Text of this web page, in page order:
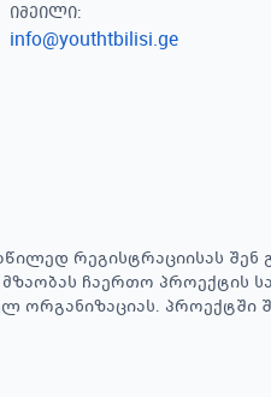
იმეილი:
info@youthtbilisi.ge
რეგისტრაციისას შენ
ჩაერთო პროექტის
ორგანიზაციას. პროექტში